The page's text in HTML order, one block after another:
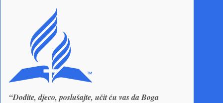
“Dođite, djeco, poslušajte, učit ću vas da Boga